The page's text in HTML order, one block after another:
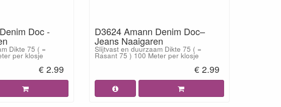
Doc -
Dikte 75 ( =
per klosje
€ 2.99
D3624 Amann Denim Doc–
Jeans Naaigaren
Slijtvast en duurzaam Dikte 75 ( =
Rasant 75 ) 100 Meter per klosje
€ 2.99